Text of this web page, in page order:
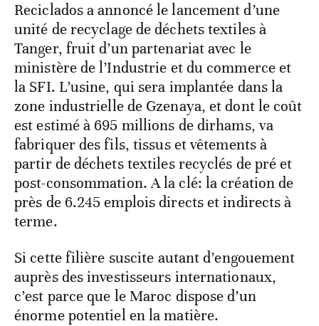
Reciclados a annoncé le lancement d’une
unité de recyclage de déchets textiles à
Tanger, fruit d’un partenariat avec le
ministère de l’Industrie et du commerce et
la SFI. L’usine, qui sera implantée dans la
zone industrielle de Gzenaya, et dont le coût
est estimé à 695 millions de dirhams, va
fabriquer des fils, tissus et vêtements à
partir de déchets textiles recyclés de pré et
post-consommation. A la clé: la création de
près de 6.245 emplois directs et indirects à
terme.
Si cette filière suscite autant d’engouement
auprès des investisseurs internationaux,
c’est parce que le Maroc dispose d’un
énorme potentiel en la matière.